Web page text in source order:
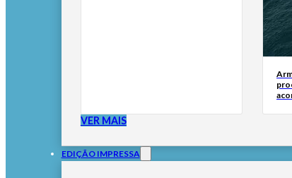
VER MAIS
EDIÇÃO IMPRESSA